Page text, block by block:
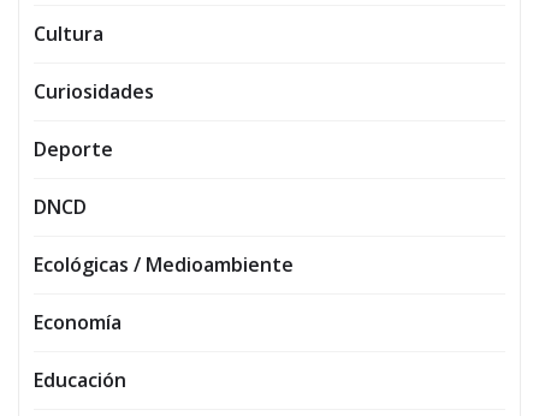
Cultura
Curiosidades
Deporte
DNCD
Ecológicas / Medioambiente
Economía
Educación